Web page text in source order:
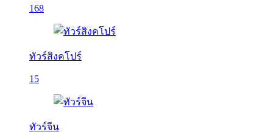
168
ทัวร์สิงคโปร์
15
ทัวร์จีน